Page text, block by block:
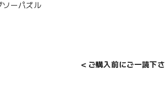
ソーパズル
＜ご購入前にご一読下